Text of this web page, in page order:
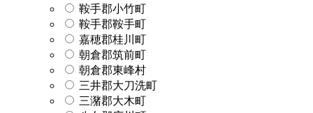
鞍手郡小竹町
鞍手郡鞍手町
嘉穂郡桂川町
朝倉郡筑前町
朝倉郡東峰村
三井郡大刀洗町
三潴郡大木町